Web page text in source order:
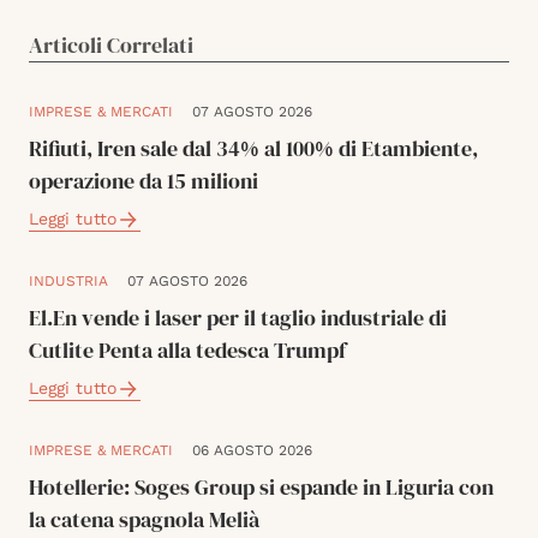
Articoli Correlati
IMPRESE & MERCATI 07 AGOSTO 2026
Rifiuti, Iren sale dal 34% al 100% di Etambiente,
operazione da 15 milioni
Leggi tutto
INDUSTRIA 07 AGOSTO 2026
El.En vende i laser per il taglio industriale di
Cutlite Penta alla tedesca Trumpf
Leggi tutto
IMPRESE & MERCATI 06 AGOSTO 2026
Hotellerie: Soges Group si espande in Liguria con
la catena spagnola Melià